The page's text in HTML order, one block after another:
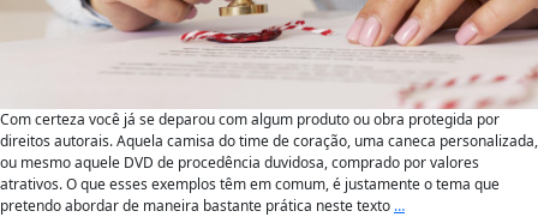
Com certeza você já se deparou com algum produto ou obra protegida por
direitos autorais. Aquela camisa do time de coração, uma caneca personalizada,
ou mesmo aquele DVD de procedência duvidosa, comprado por valores
atrativos. O que esses exemplos têm em comum, é justamente o tema que
pretendo abordar de maneira bastante prática neste texto …